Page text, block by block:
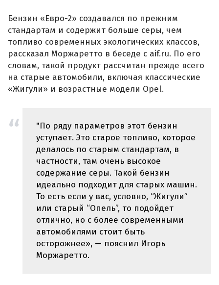
Бензин «Евро-2» создавался по прежним
стандартам и содержит больше серы, чем
топливо современных экологических классов,
рассказал Моржаретто в беседе с aif.ru. По его
словам, такой продукт рассчитан прежде всего
на старые автомобили, включая классические
«Жигули» и возрастные модели Opel.
"По ряду параметров этот бензин
уступает. Это старое топливо, которое
делалось по старым стандартам, в
частности, там очень высокое
содержание серы. Такой бензин
идеально подходит для старых машин.
То есть если у вас, условно, “Жигули”
или старый “Опель”, то подойдет
отлично, но с более современными
автомобилями стоит быть
осторожнее», — пояснил Игорь
Моржаретто.